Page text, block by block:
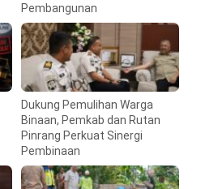
Pembangunan
Dukung Pemulihan Warga
Binaan, Pemkab dan Rutan
Pinrang Perkuat Sinergi
Pembinaan